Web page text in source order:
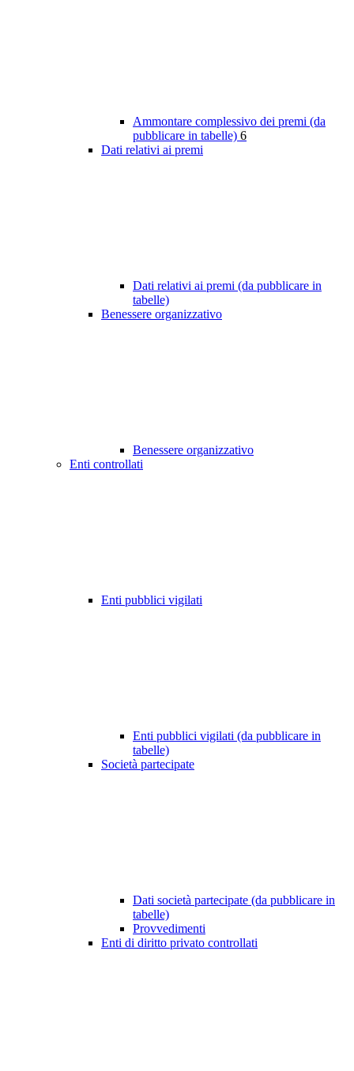
Ammontare complessivo dei premi (da
pubblicare in tabelle) 6
Dati relativi ai premi
Dati relativi ai premi (da pubblicare in
tabelle)
Benessere organizzativo
Benessere organizzativo
Enti controllati
Enti pubblici vigilati
Enti pubblici vigilati (da pubblicare in
tabelle)
Società partecipate
Dati società partecipate (da pubblicare in
tabelle)
Provvedimenti
Enti di diritto privato controllati